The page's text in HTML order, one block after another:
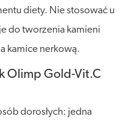
diety. Nie stosować u
do tworzenia kamieni
kamice nerkową.
Olimp Gold-Vit.C
dorosłych: jedna